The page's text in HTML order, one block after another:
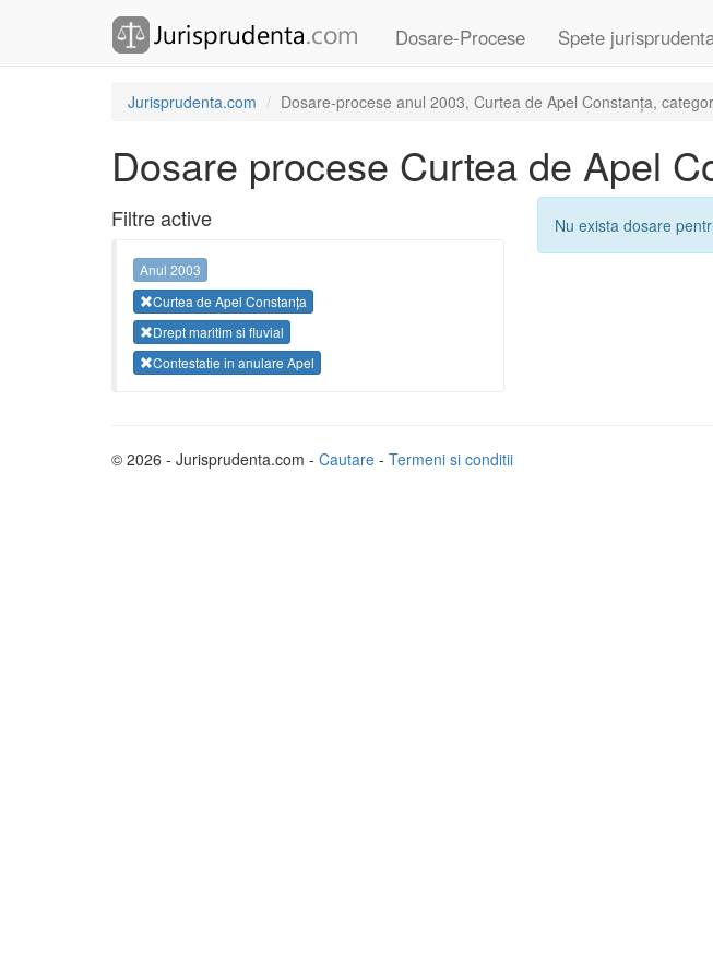
Dosare-Procese Spete
Jurisprudenta.com Dosare-procese anul 2003, Curtea de Apel Constanța,
Dosare procese Curtea de Apel
Filtre active
Anul 2003
Curtea de Apel Constanța
Drept maritim si fluvial
Contestatie in anulare Apel
Nu exista dosare
© 2026 - Jurisprudenta.com - Cautare - Termeni si conditii